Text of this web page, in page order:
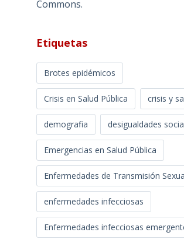
Commons.
Etiquetas
Brotes epidémicos
Crisis en Salud Pública crisis y
demografia desigualdades
Emergencias en Salud Pública
Enfermedades de Transmisión
enfermedades infecciosas
Enfermedades infecciosas